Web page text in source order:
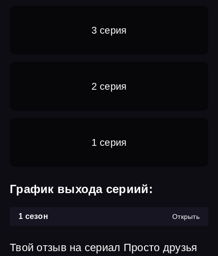
3 серия
2 серия
1 серия
График выхода сериий:
1 сезон Открыть
Твой отзыв на сериал Просто друзья